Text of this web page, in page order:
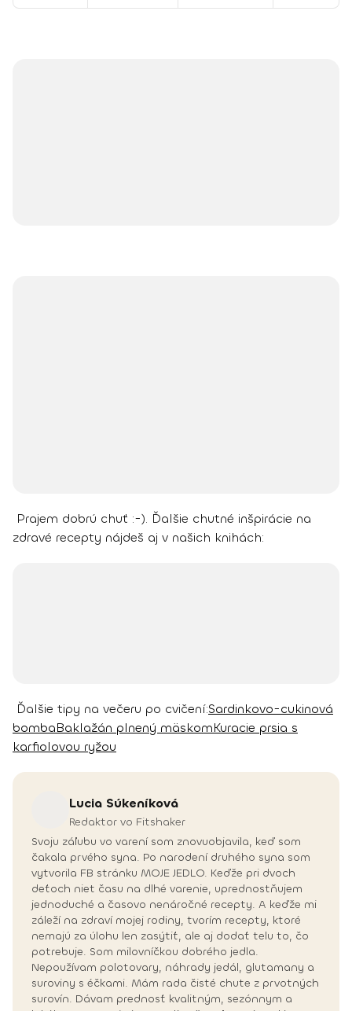
Prajem dobrú chuť :-). Ďalšie chutné inšpirácie na
zdravé recepty nájdeš aj v našich knihách:
Ďalšie tipy na večeru po cvičení:Sardinkovo-cukinová
bombaBaklažán plnený mäskomKuracie prsia s
karfiolovou ryžou
Lucia Súkeníková
Redaktor vo Fitshaker
Svoju záľubu vo varení som znovuobjavila, keď som
čakala prvého syna. Po narodení druhého syna som
vytvorila FB stránku MOJE JEDLO. Keďže pri dvoch
deťoch niet času na dlhé varenie, uprednostňujem
jednoduché a časovo nenáročné recepty. A keďže mi
záleží na zdraví mojej rodiny, tvorím recepty, ktoré
nemajú za úlohu len zasýtiť, ale aj dodať telu to, čo
potrebuje. Som milovníčkou dobrého jedla.
Nepoužívam polotovary, náhrady jedál, glutamany a
suroviny s éčkami. Mám rada čisté chute z prvotných
surovín. Dávam prednosť kvalitným, sezónnym a